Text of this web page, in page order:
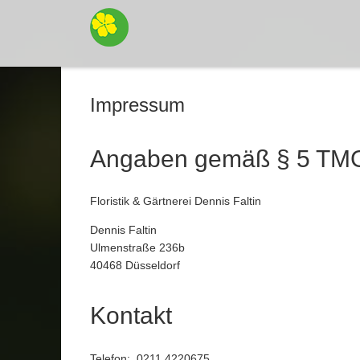
Impressum
Angaben gemäß § 5
Floristik & Gärtnerei Dennis Faltin
Dennis Faltin
Ulmenstraße 236b
40468 Düsseldorf
Kontakt